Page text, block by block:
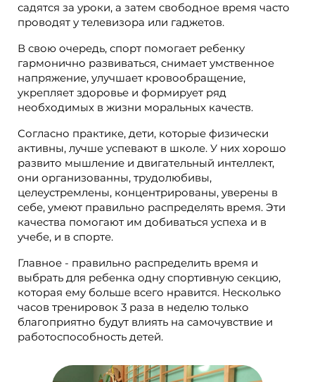
садятся за уроки, а затем свободное время часто
проводят у телевизора или гаджетов.
В свою очередь, спорт помогает ребенку
гармонично развиваться, снимает умственное
напряжение, улучшает кровообращение,
укрепляет здоровье и формирует ряд
необходимых в жизни моральных качеств.
Согласно практике, дети, которые физически
активны, лучше успевают в школе. У них хорошо
развито мышление и двигательный интеллект,
они организованны, трудолюбивы,
целеустремлены, концентрированы, уверены в
себе, умеют правильно распределять время. Эти
качества помогают им добиваться успеха и в
учебе, и в спорте.
Главное - правильно распределить время и
выбрать для ребенка одну спортивную секцию,
которая ему больше всего нравится. Несколько
часов тренировок 3 раза в неделю только
благоприятно будут влиять на самочувствие и
работоспособность детей.